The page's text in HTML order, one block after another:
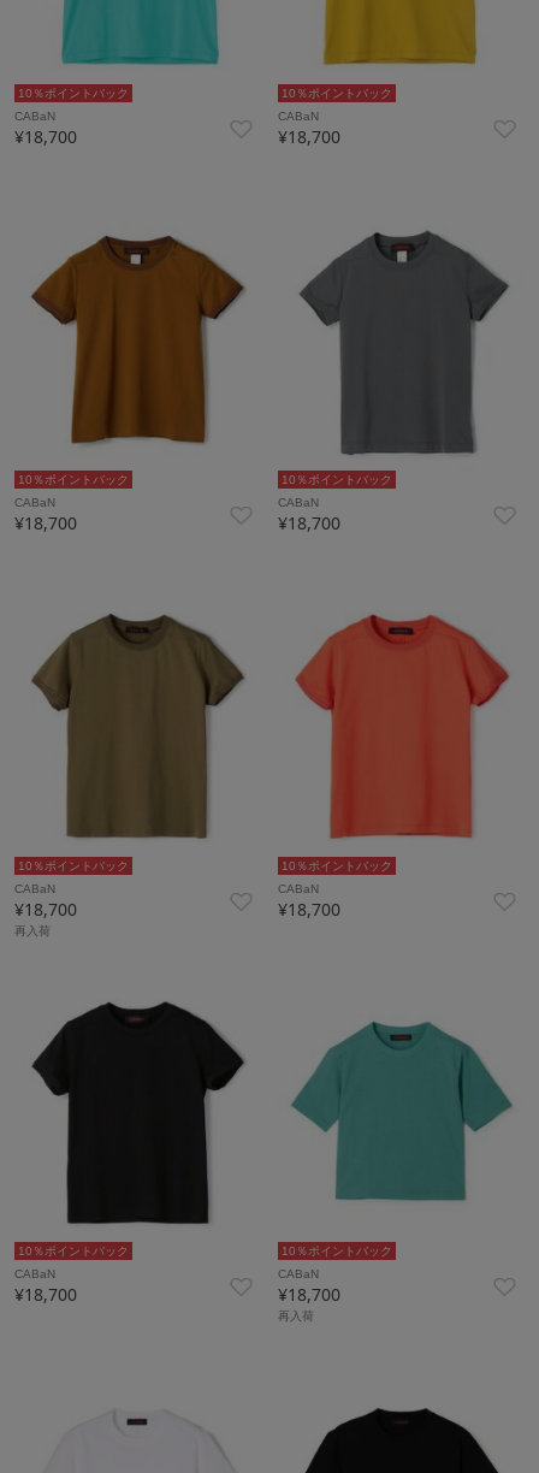
10％ポイントバック
CABaN
¥18,700
10％ポイントバック
CABaN
¥18,700
10％ポイントバック
CABaN
¥18,700
10％ポイントバック
CABaN
¥18,700
10％ポイントバック
CABaN
¥18,700
再入荷
10％ポイントバック
CABaN
¥18,700
10％ポイントバック
CABaN
¥18,700
10％ポイントバック
CABaN
¥18,700
再入荷